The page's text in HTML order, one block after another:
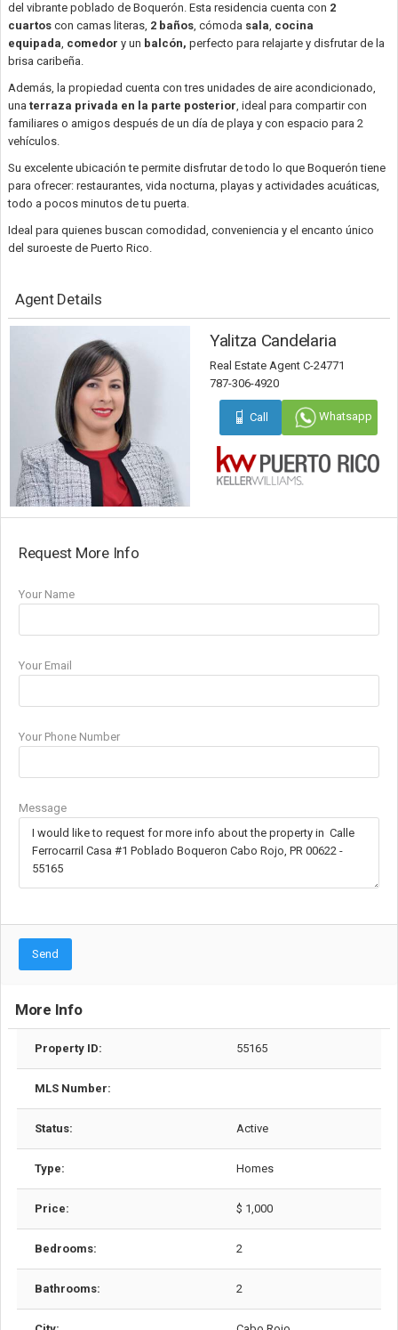
del vibrante poblado de Boquerón. Esta residencia cuenta con 2
cuartos con camas literas, 2 baños , cómoda sala cocina
equipada comedor y un balcón, perfecto para relajarte y disfrutar de la
brisa caribeña.
Además, la propiedad cuenta con tres unidades de aire acondicionado,
una terraza privada en la parte posterior , ideal para compartir con
familiares o amigos después de un día de playa y con espacio para 2
vehículos.
Su excelente ubicación te permite disfrutar de todo lo que Boquerón tiene
para ofrecer: restaurantes, vida nocturna, playas y actividades acuáticas,
todo a pocos minutos de tu puerta.
Ideal para quienes buscan comodidad, conveniencia y el encanto único
del suroeste de Puerto Rico.
Agent Details
Yalitza Candelaria
Real Estate Agent C-24771
787-306-4920
Call Whatsapp
Request More Info
Your Name
Your Email
Your Phone Number
Message
Send
More Info
Property ID: 55165
MLS Number:
Status: Active
Type: Homes
Price: $ 1,000
Bedrooms: 2
Bathrooms: 2